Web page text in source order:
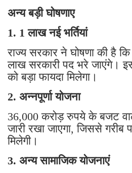
अन्य बड़ी घोषणाए
1. 1 लाख नई भर्तियां
राज्य सरकार ने घोषणा की है कि
लाख सरकारी पद भरे जाएंगे।
को बड़ा फायदा मिलेगा।
2. अन्नपूर्णा योजना
36,000 करोड़ रुपये के बजट
जारी रखा जाएगा, जिससे गरीब
मिलेगी।
3. अन्य सामाजिक योजनाएं